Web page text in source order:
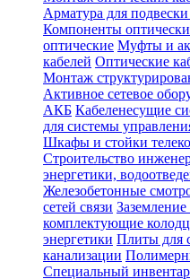
Арматура для
Компоненты
оптические Муфты и
кабелей Оптические
Монтаж
Активное сетевое
АКБ Кабеленесущие
для системы
Шкафы и стойки
Строительство
энергетики,
Железобетонные
сетей связи
комплектующие
энергетики Плиты для
канализации
Специальный